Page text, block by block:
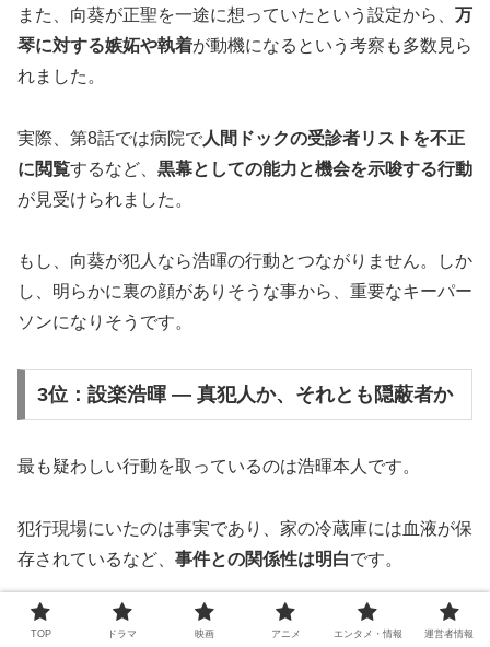
また、向葵が正聖を一途に想っていたという設定から、 万
琴に対する嫉妬や執着が動機になるという考察も多数見ら
れました。
実際、第8話では病院で人間ドックの受診者リストを不正
に閲覧するなど、 黒幕としての能力と機会を示唆する行動
が見受けられました。
もし、向葵が犯人なら浩暉の行動とつながりません。しか
し、明らかに裏の顔がありそうな事から、重要なキーパー
ソンになりそうです。
3位：設楽浩暉 ― 真犯人か、それとも隠蔽者か
最も疑わしい行動を取っているのは浩暉本人です。
犯行現場にいたのは事実であり、家の冷蔵庫には血液が保
存されているなど、 事件との関係性は明白です。
しかし、彼が単独犯ではなく、 誰かを庇っている
、または
TOP ドラマ 映画 アニメ エンタメ・情報 運営者情報